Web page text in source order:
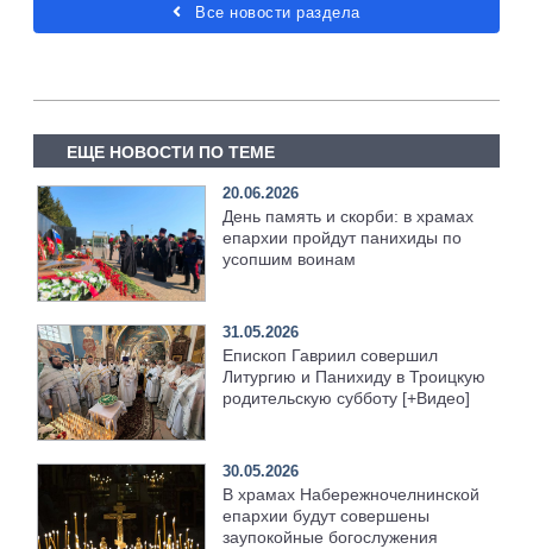
Все новости раздела
ЕЩЕ НОВОСТИ ПО ТЕМЕ
20.06.2026
День память и скорби: в храмах
епархии пройдут панихиды по
усопшим воинам
31.05.2026
Епископ Гавриил совершил
Литургию и Панихиду в Троицкую
родительскую субботу [+Видео]
30.05.2026
В храмах Набережночелнинской
епархии будут совершены
заупокойные богослужения